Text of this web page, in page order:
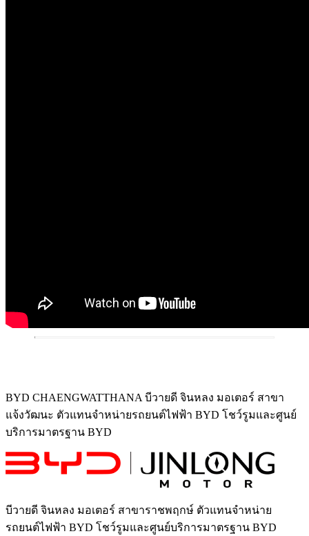
BYD CHAENGWATTHANA บีวายดี จินหลง มอเตอร์ สาขา
แจ้งวัฒนะ ตัวแทนจำหน่ายรถยนต์ไฟฟ้า BYD โชว์รูมและศูนย์
บริการมาตรฐาน BYD
บีวายดี จินหลง มอเตอร์ สาขาราชพฤกษ์ ตัวแทนจำหน่าย
รถยนต์ไฟฟ้า BYD โชว์รูมและศูนย์บริการมาตรฐาน BYD